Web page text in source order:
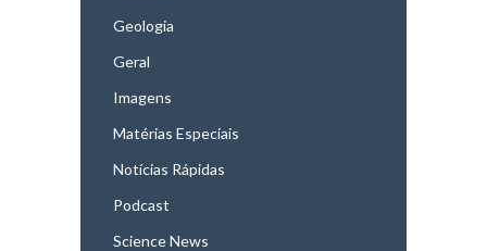
Geologia
Geral
Imagens
Matérias Especiais
Notícias Rápidas
Podcast
Science News